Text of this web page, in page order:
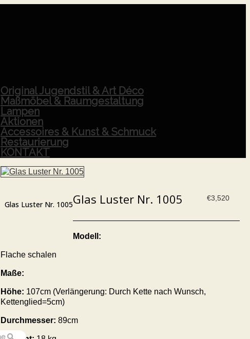
Original Jugendstil & Art Déco
Maßmöbel & Raumgestaltung
Lampen
Aktionen
Accessoires & Kunst & Schmuck
Restaurierung
KONTAKT
Glas Luster Nr. 1005
€3,520
Glas Luster Nr. 1005
Modell:
Flache schalen
Maße:
Höhe: 107cm (Verlängerung: Durch Kette nach Wunsch,
Kettenglied=5cm)
Durchmesser: 89cm